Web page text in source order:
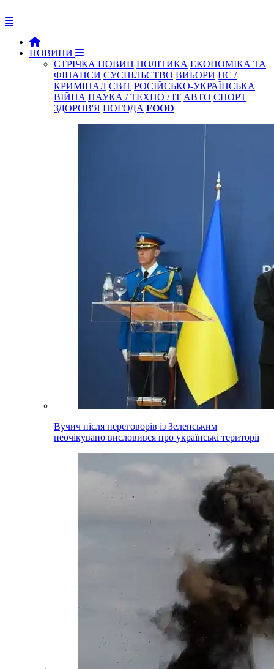
НОВИНИ
СТРІЧКА НОВИН ПОЛІТИКА ЕКОНОМІКА ТА
ФІНАНСИ СУСПІЛЬСТВО ВИБОРИ НС /
КРИМІНАЛ СВІТ РОСІЙСЬКО-УКРАЇНСЬКА
ВІЙНА НАУКА / ТЕХНО / IT АВТО СПОРТ
ЗДОРОВ'Я ПОГОДА FOOD
Вучич після переговорів із Зеленським
неочікувано висловився про українські території